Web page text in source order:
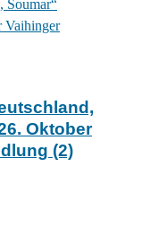
Oktober
(2)